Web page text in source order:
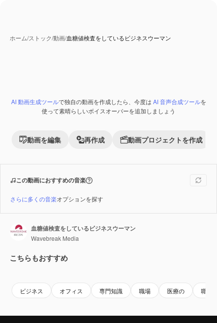
ホーム/ストック/動画/血糖値検査をしているビジネスウーマン
Premium
AI 動画生成ツールで独自の動画を作成したら、今度は AI 音声合成ツールを
使って素晴らしいボイスオーバーを追加しましょう
動画を編集 再作成 動画プロジェクトを作成
この動画におすすめの音楽
さらに多くの音楽オプションを探す
血糖値検査をしているビジネスウーマン
Wavebreak Media
こちらもおすすめ
ビジネス オフィス 専門知識 職場 医療の 職業